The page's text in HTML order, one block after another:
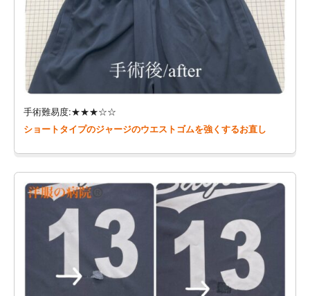
手術難易度:★★★☆☆
ショートタイプのジャージのウエストゴムを強くするお直し